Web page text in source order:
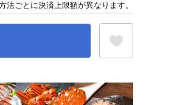
お気に入り登録
法ごとに決済上限額が異なります。